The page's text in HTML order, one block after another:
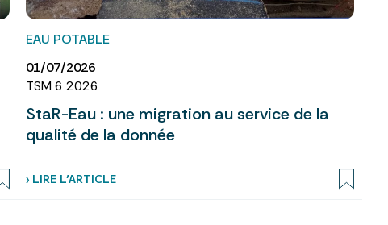
EAU POTABLE
01/07/2026
TSM 6 2026
StaR-Eau : une migration au service de la
qualité de la donnée
› LIRE L’ARTICLE